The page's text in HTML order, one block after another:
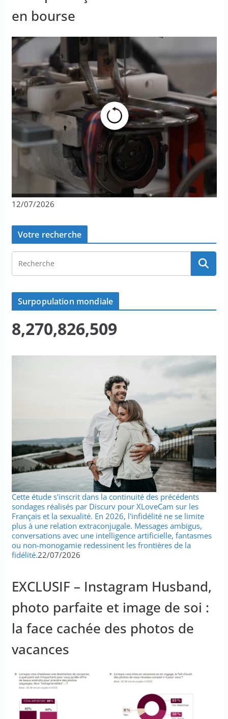
en bourse
12/07/2026
Votre recherche
Surpopulation mondiale
8,270,826,509
Cette étude s'inscrit dans la continuité des précédents
sondages réalisés par Discurv pour XLoveCam sur les
Français et la sexualité. En 2026, l'infidélité ne se limite
plus à une relation extraconjugale. Messages ambigus,
conversations avec une intelligence artificielle, fantasmes
ou non-monogamie redessinent les frontières de la
fidélité.22/07/2026
EXCLUSIF – Instagram Husband,
photo parfaite et image de soi :
la face cachée des photos de
vacances